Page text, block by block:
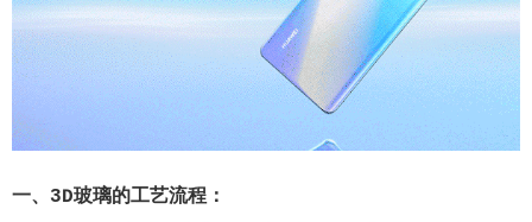
一、3D玻璃的工艺流程：